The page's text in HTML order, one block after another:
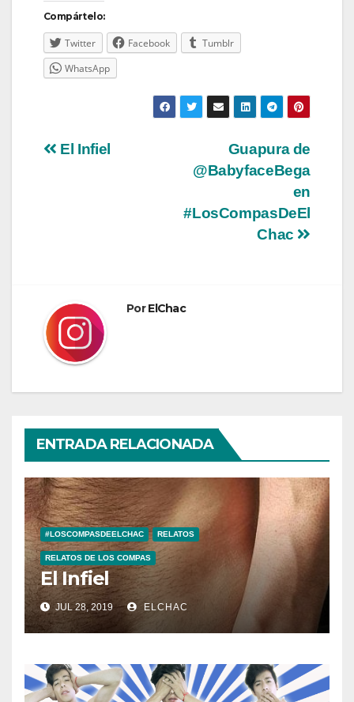
Compártelo:
Twitter Facebook
Tumblr
WhatsApp
Navegación
Guapura de
@BabyfaceBega
en
#LosCompasDeEl
Chac
El Infiel
PorElChac
ENTRADA RELACIONADA
#LOSCOMPASDEELCHAC RELATOS
RELATOS DE LOS COMPAS
El Infiel
JUL 28, 2019 ELCHAC